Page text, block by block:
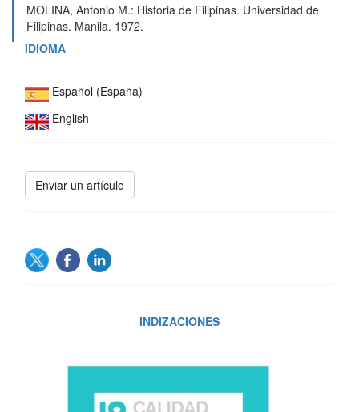
MOLINA, Antonio M.: Historia de Filipinas. Universidad de
Filipinas. Manila. 1972.
IDIOMA
Español (España)
English
Enviar
un
Enviar un artículo
INDIZACIONES